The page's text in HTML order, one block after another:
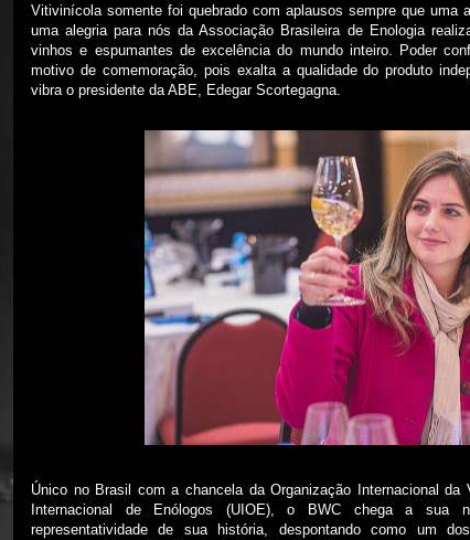
Vitivinícola somente foi quebrado com aplausos sempre que uma
uma alegria para nós da Associação Brasileira de Enologia
vinhos e espumantes de excelência do mundo inteiro. Poder
motivo de comemoração, pois exalta a qualidade do produto
vibra o presidente da ABE, Edegar Scortegagna.
Único no Brasil com a chancela da Organização Internacional
Internacional de Enólogos (UIOE), o BWC chega a sua
representatividade de sua história, despontando como um